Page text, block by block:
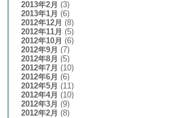
2013年2月 (3)
2013年1月 (6)
2012年12月 (8)
2012年11月 (5)
2012年10月 (6)
2012年9月 (7)
2012年8月 (5)
2012年7月 (10)
2012年6月 (6)
2012年5月 (11)
2012年4月 (10)
2012年3月 (9)
2012年2月 (8)